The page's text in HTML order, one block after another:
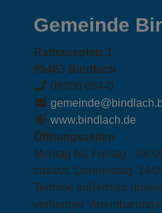
Gemeinde
Rathausplatz 1
95463 Bindlach
09208 664-0
www.bindlach.de
Öffnungszeiten
Montag bis Freitag
zusätzl. Donnerstag
Termine außerhalb
vorheriger Vereinbarung